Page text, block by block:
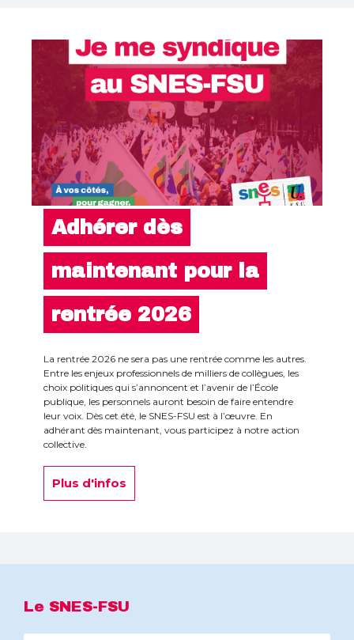
Adhérer dès
maintenant pour la
rentrée 2026
La rentrée 2026 ne sera pas une rentrée comme les autres.
Entre les enjeux professionnels de milliers de collègues, les
choix politiques qui s’annoncent et l’avenir de l’École
publique, les personnels auront besoin de faire entendre
leur voix. Dès cet été, le SNES-FSU est à l’œuvre. En
adhérant dès maintenant, vous participez à notre action
collective.
Plus d'infos
Le SNES-FSU